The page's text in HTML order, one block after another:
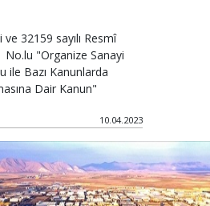
32159 sayılı Resmî
No.lu "Organize Sanayi
ile Bazı Kanunlarda
Dair Kanun"
10.04.2023